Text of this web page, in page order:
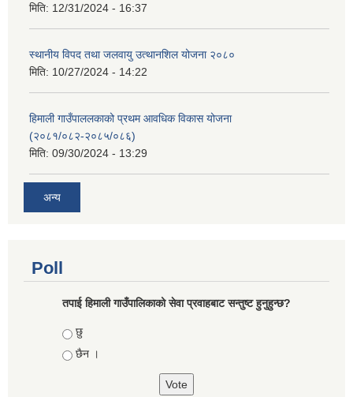
मिति: 12/31/2024 - 16:37
स्थानीय विपद तथा जलवायु उत्थानशिल योजना २०८०
मिति: 10/27/2024 - 14:22
हिमाली गाउँपाललकाको प्रथम आवधिक विकास योजना
(२०८१/०८२-२०८५/०८६)
मिति: 09/30/2024 - 13:29
अन्य
Poll
तपाई हिमाली गाउँपालिकाको सेवा प्रवाहबाट सन्तुष्ट हुनुहुन्छ?
Choices
छु
छैन ।